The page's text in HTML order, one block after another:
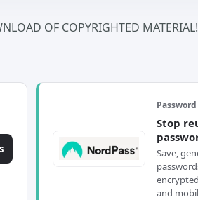
OF COPYRIGHTED MATERIAL!
Stop
Save,
and